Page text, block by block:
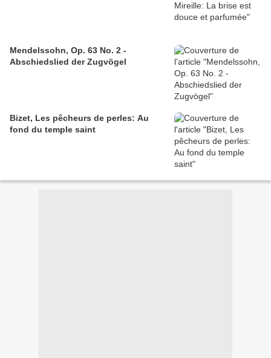
Mendelssohn, Op. 63 No. 2 -
Abschiedslied der Zugvögel
Bizet, Les pêcheurs de perles: Au
fond du temple saint